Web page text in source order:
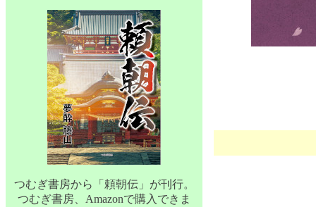
つむぎ書房から「頼朝伝」が刊行。
つむぎ書房、Amazonで購入できま